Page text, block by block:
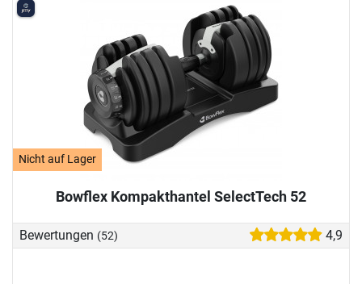
Nicht auf Lager
Bowflex Kompakthantel SelectTech 52
Bewertungen (52) 4,9